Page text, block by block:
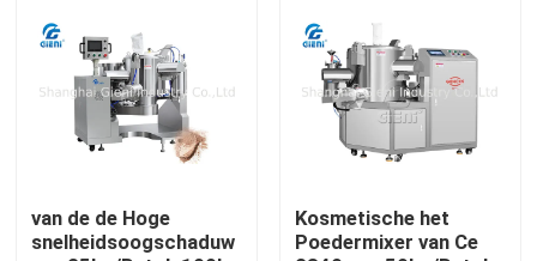
Video's
Over ons
Fabriekstocht
van de de Hoge
snelheidsoogschaduw
Kosmetische het
Poedermixer van Ce